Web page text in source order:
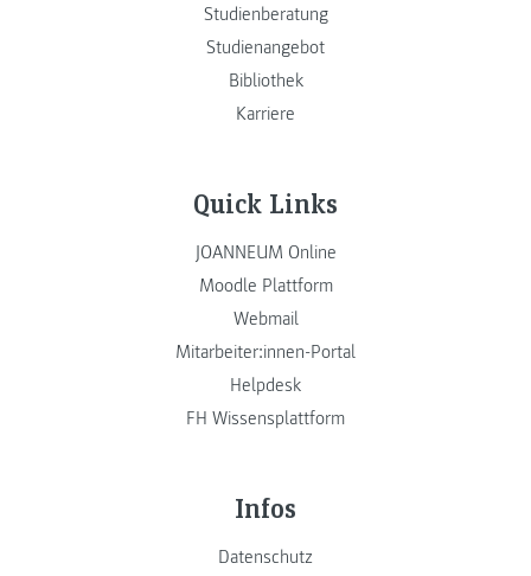
Studienberatung
Studienangebot
Bibliothek
Karriere
Quick Links
JOANNEUM Online
Moodle Plattform
Webmail
Mitarbeiter:innen-Portal
Helpdesk
FH Wissensplattform
Infos
Datenschutz